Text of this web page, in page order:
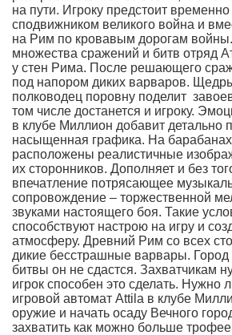
на пути. Игроку предстоит временно
сподвижником великого война и
на Рим по кровавым дорогам
множества сражений и битв отряд
у стен Рима. После решающего
под напором диких варваров.
полководец поровну поделит
том числе достанется и игроку.
в клубе Миллион добавит детально
насыщенная графика. На барабанах
расположены реалистичные
их сторонников. Дополняет и без
впечатление потрясающее
сопровождение – торжественной
звуками настоящего боя. Такие
способствуют настрою на игру и
атмосферу. Древний Рим со всех
дикие бесстрашные варвары. Город
битвы он не сдастся. Захватчикам
игрок способен это сделать. Нужно
игровой автомат Attila в клубе
оружие и начать осаду Вечного
захватить как можно больше